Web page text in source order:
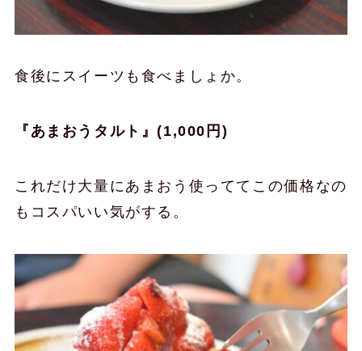
食後にスイーツも食べましょか。
『あまおうタルト』(1,000円)
これだけ大量にあまおう使っててこの価格なの
もコスパいい気がする。